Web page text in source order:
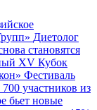
Диетолог
становятся
XV Кубок
Фестиваль
участников из
бьет новые